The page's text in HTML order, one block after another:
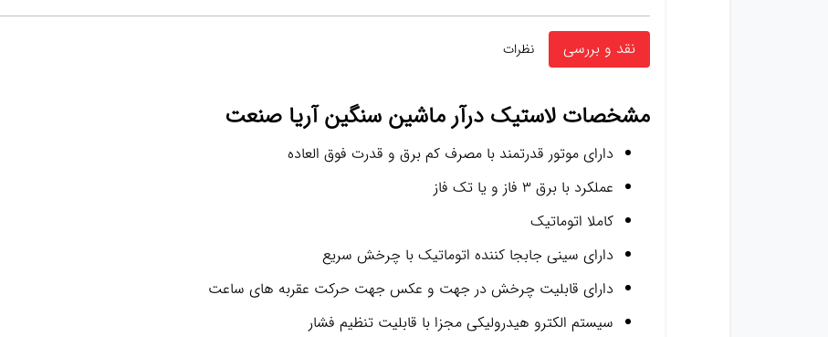
نقد و بررسی نظرات
مشخصاتلاستیک درآر ماشین سنگین آریا صنعت
دارای موتور قدرتمند با مصرف کم برق و قدرت فوق العاده
عملکرد با برق ۳ فاز و یا تک فاز
کاملا اتوماتیک
دارای سینی جابجا کننده اتوماتیک با چرخش سریع
دارای قابلیت چرخش در جهت و عکس جهت حرکت عقربه های ساعت
سیستم الکترو هیدرولیکی مجزا با قابلیت تنظیم فشار